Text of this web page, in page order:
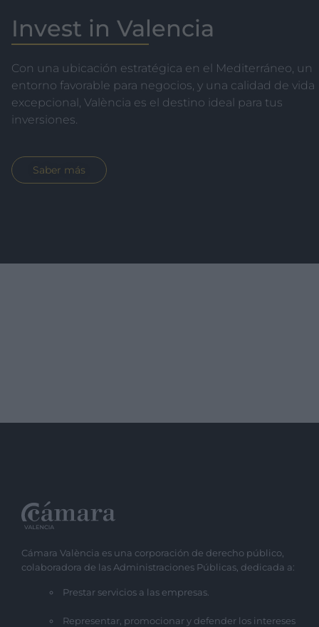
Invest in Valencia
Con una ubicación estratégica en el Mediterráneo, un
entorno favorable para negocios, y una calidad de vida
excepcional, València es el destino ideal para tus
inversiones.
Saber más
Cámara València es una corporación de derecho público,
colaboradora de las Administraciones Públicas, dedicada a:
Prestar servicios a las empresas.
Representar, promocionar y defender los intereses